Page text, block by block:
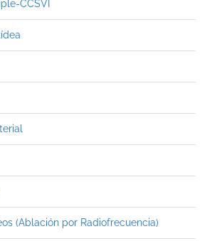
CCSVI
(Ablación por Radiofrecuencia)